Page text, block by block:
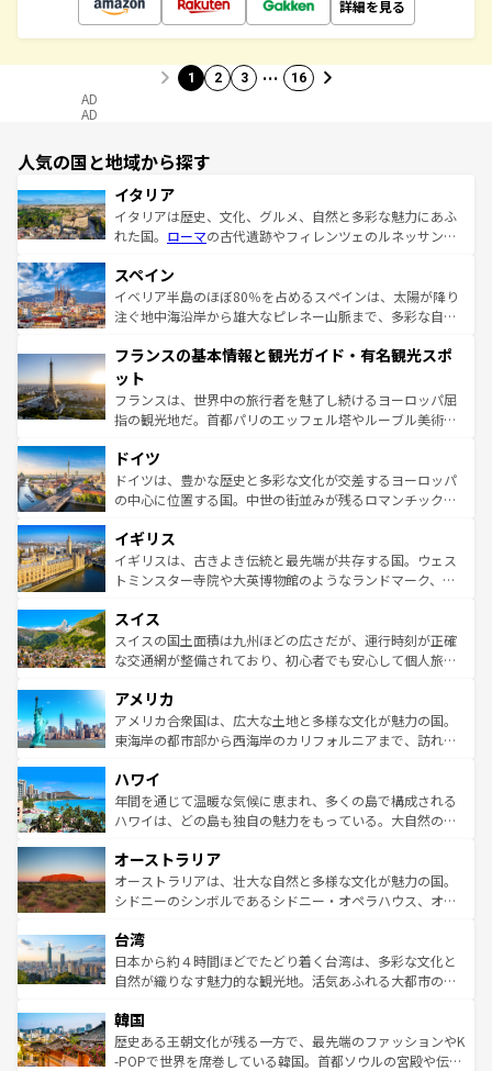
詳細を見る
1 2 3 … 16
AD
AD
人気の国と地域から探す
イタリア
イタリアは歴史、文化、グルメ、自然と多彩な魅力にあふ
れた国。 ローマの古代遺跡やフィレンツェのルネッサンス
ろん、トスカーナの美しい田園風景やアマルフィ海岸の絶
景など、自然景観も見逃せない。観光の合間には、本場の
ピザやパスタなど、絶品のイタリア料理を堪能することも
ませてくれるイタリアで、忘れられない旅をしてみよう！
なお、新着のイタリア情報は
しい。
スペイン
イベリア半島のほぼ80％を占めるスペインは、太陽が降り
注ぐ地中海沿岸から雄大なピレネー山脈まで、多彩な自然
文化が根付くこの国では、情熱的なフラメンコ、熱気あふ
れる闘牛、そして美味しいタパスが生活の一部となってい
る。首都マドリードの洗練された雰囲気や、バルセロナの
アートに溢れた街角から、地方では古代ローマ遺跡や中世
せる。地方によって風土や気候が異なるスペインはその個
性で訪れる人を魅了する。 なお、新着のスペイン情報は コ
ンテンツ一覧を参照してほしい。
フランスの基本情報と観光ガイド・有名観光スポ
ット
フランスは、世界中の旅行者を魅了し続けるヨーロッパ屈
指の観光地だ。首都パリのエッフェル塔やルーブル美術館
で、幅広い魅力が詰まっている。華麗な宮殿、歴史的な大
聖堂、美しいビーチ、そして豊かな自然が、訪れる者を心
から魅了する。また、フランスは美食の国としても知ら
いる。シャンパンの発祥地であるランス、プロヴァンスの
香り高いラベンダー畑など、多彩な楽しみ方が可能だ。さ
らに、パリ以外の地域にも魅力が溢れており、どの街角に
れる地方に足を運ぶとそれぞれで全く異なる文化を体験で
きるだろう。 なお、新着のフランス情報はコンテンツ一覧
を参照してほしい。
ドイツ
ドイツは、豊かな歴史と多彩な文化が交差するヨーロッパ
の中心に位置する国。中世の街並みが残るロマンチック街
顔を持つこの国は、どこを歩いても飽きることがない。ベ
ルリンの文化的活気、バイエルン州のアルプスの絶景、そ
してライン川沿いのワイン畑といった風景は必見。ビール
は、お酒好きな人にはぜひ体験してほしい。 なお、新着の
ドイツ情報はコンテンツ一覧を参照してほしい。
イギリス
イギリスは、古きよき伝統と最先端が共存する国。ウェス
トミンスター寺院や大英博物館のようなランドマーク、歴
リアごとに異なる魅力がある。また、優雅なアフタヌーン
ティー、ビール好きにはたまらない英国パブ、サッカー観
戦など、本場だからこそできる体験も豊富。イギリスを旅
ンツ一覧を参照してほしい。
スイス
スイスの国土面積は九州ほどの広さだが、運行時刻が正確
な交通網が整備されており、初心者でも安心して個人旅行
の建物がそのまま残る町や、スイスならではのユニークな
博物館もあり、アルプス観光だけでなく町歩きも満喫する
ことができる。国民の所得が高いため物価も高いが、旅行
ば市内交通費無料で観光を楽しむこともできる。 なお、新
着のスイス情報はコンテンツ一覧 を参照してほしい。
アメリカ
アメリカ合衆国は、広大な土地と多様な文化が魅力の国。
東海岸の都市部から西海岸のカリフォルニアまで、訪れる
のような巨大都市は、観光、ショッピング、エンターテイ
ンメントが詰まった刺激的なスポットだ。一方、アメリカ
西部には大自然が広がり、グランドキャニオンやイエロー
部のニューオーリンズでは、音楽と美食が融合した独特の
文化が魅力。旅行者はアメリカの各地域で異なる魅力を楽
しみながら、その多様性と豊かな歴史を感じることができ
ならではの贅沢な旅のスタイルだ。 なお、新着のアメリカ
情報はコンテンツ一覧を参照してほしい。
ハワイ
年間を通じて温暖な気候に恵まれ、多くの島で構成される
ハワイは、どの島も独自の魅力をもっている。大自然の神
ワイ島は見逃せない。また、定番の観光地といえばオアフ
島だが、静かな自然を求めるならマウイ島やカウアイ島が
おすすめ。エメラルドグリーンに輝く海をはじめ、豊かな
れるおもてなしの心で訪れる人々を迎えてくれるハワイの
人々、おいしいローカルフードやハワイアンミュージッ
ク、伝統的なフラダンスなど、すべてがハワイの魅力を彩
ワイを、存分に味わってほしい。 なお、新着のハワイ情報
はコンテンツ一覧を参照してほしい。
オーストラリア
オーストラリアは、壮大な自然と多様な文化が魅力の国。
シドニーのシンボルであるシドニー・オペラハウス、オー
リアリーフや大陸中央部にそびえるウルル（エアーズロッ
ク）、タスマニアの美しい原生林やケアンズの熱帯雨林な
ど、見どころがたくさん。また、カフェやワイン、オージ
いる。アクティビティも充実しており、サーフィンやダイ
ビング、ハイキングなど、アウトドア好きにはたまらな
い。オーストラリアの多彩な魅力を存分に味わいつくそ
台湾
日本から約４時間ほどでたどり着く台湾は、多彩な文化と
自然が織りなす魅力的な観光地。活気あふれる大都市の台
ン）、静ひつな山岳地帯である台湾東部など、都市の喧騒
と山間の静けさが共存しており、訪れる人に新しい発見と
驚きをもたらしてくれる。また、奥深い台湾の食文化も魅
韓国
歴史ある王朝文化が残る一方で、最先端のファッションやK
-POPで世界を席巻している韓国。首都ソウルの宮殿や伝統